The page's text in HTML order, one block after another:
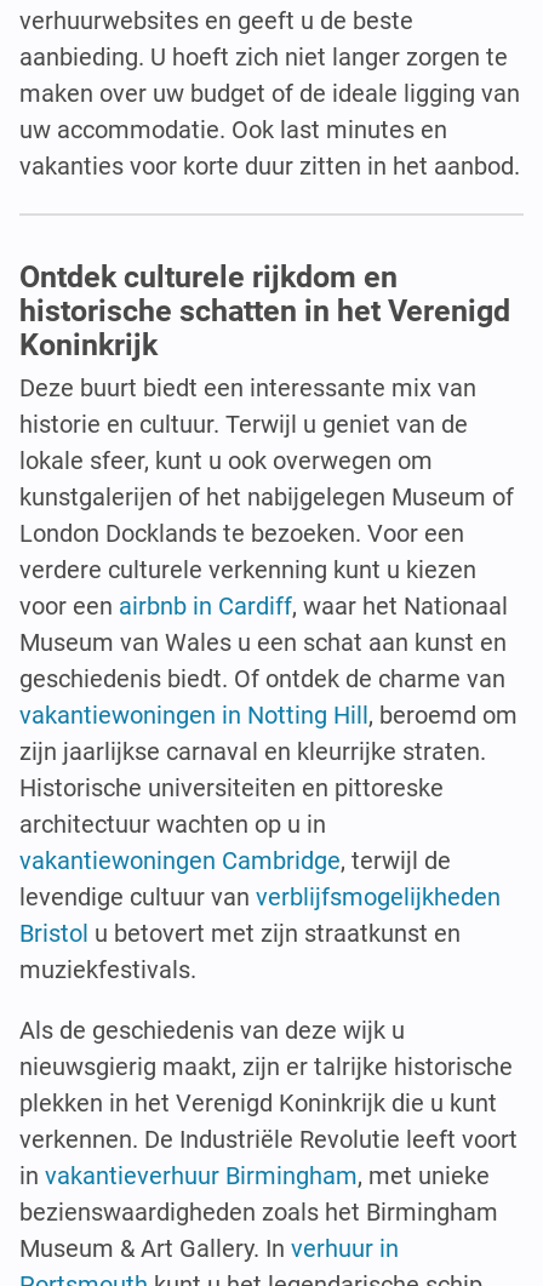
verhuurwebsites en geeft u de beste
aanbieding. U hoeft zich niet langer zorgen te
maken over uw budget of de ideale ligging van
uw accommodatie. Ook last minutes en
vakanties voor korte duur zitten in het aanbod.
Ontdek culturele rijkdom en
historische schatten in het Verenigd
Koninkrijk
Deze buurt biedt een interessante mix van
historie en cultuur. Terwijl u geniet van de
lokale sfeer, kunt u ook overwegen om
kunstgalerijen of het nabijgelegen Museum of
London Docklands te bezoeken. Voor een
verdere culturele verkenning kunt u kiezen
voor een airbnb in Cardiff, waar het Nationaal
Museum van Wales u een schat aan kunst en
geschiedenis biedt. Of ontdek de charme van
vakantiewoningen in Notting Hill, beroemd om
zijn jaarlijkse carnaval en kleurrijke straten.
Historische universiteiten en pittoreske
architectuur wachten op u in
vakantiewoningen Cambridge, terwijl de
levendige cultuur van verblijfsmogelijkheden
Bristol u betovert met zijn straatkunst en
muziekfestivals.
Als de geschiedenis van deze wijk u
nieuwsgierig maakt, zijn er talrijke historische
plekken in het Verenigd Koninkrijk die u kunt
verkennen. De Industriële Revolutie leeft voort
in vakantieverhuur Birmingham, met unieke
bezienswaardigheden zoals het Birmingham
Museum & Art Gallery. In verhuur in